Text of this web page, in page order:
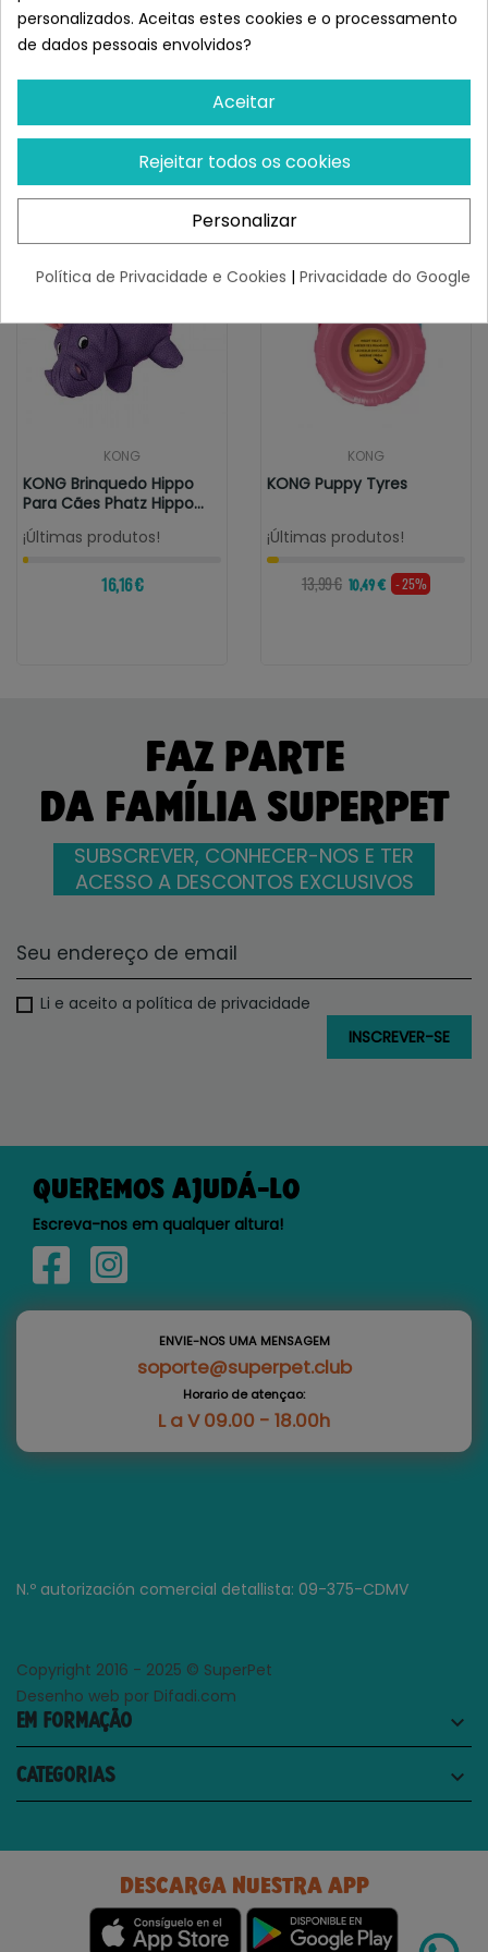
Fabricação de alta qualidade e com pouco material de
enchimento
Semelhante a KONG Winder Zorro
Mordedor para Perros
KONG
KONG Brinquedo Hippo
Para Cães Phatz Hippo
Tamanho M
¡Últimas produtos!
16,16 €
KONG
KONG Puppy Tyres
¡Últimas produtos!
13,99 € 10,49 € - 25%
FAZ PARTE
DA FAMÍLIA SUPERPET
SUBSCREVER, CONHECER-NOS E TER
ACESSO A DESCONTOS EXCLUSIVOS
Li e aceito a política de privacidade
QUEREMOS AJUDÁ-LO
Escreva-nos em qualquer altura!
ENVIE-NOS UMA MENSAGEM
soporte@superpet.club
Horario de atençao:
L a V 09.00 - 18.00h
N.º autorización comercial detallista: 09-375-CDMV
Copyright 2016 - 2025 © SuperPet
Desenho web por Difadi.com
EM FORMAÇÃO keyboard_arrow_down
CATEGORIAS keyboard_arrow_down
DESCARGA NUESTRA APP
personalizados. Aceitas estes cookies e o processamento
de dados pessoais envolvidos?
Aceitar
Rejeitar todos os cookies
Personalizar
Política de Privacidade e Cookies | Privacidade do Google